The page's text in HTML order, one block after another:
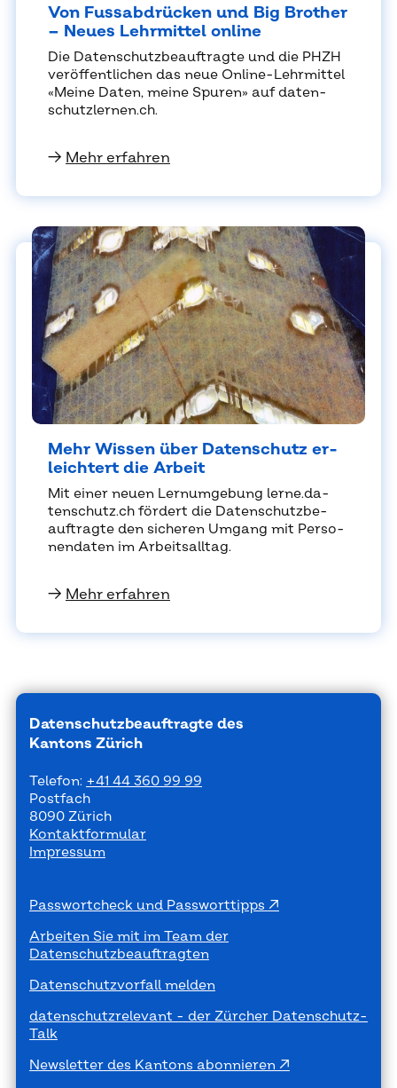
Von Fuss­ab­drü­cken und Big Brot­her
– Neu­es Lehr­mit­tel on­line
Die Da­ten­schutz­be­auf­trag­te und die PHZH
ver­öf­fent­li­chen das neue On­line-Lehr­mit­tel
«Mei­ne Da­ten, mei­ne Spu­ren» auf da­ten­
schutz­ler­nen.ch.
→ Mehr erfahren
Mehr Wis­sen über Da­ten­schutz er­
leich­tert die Ar­beit
Mit ei­ner neu­en Lern­um­ge­bung ler­ne.da­
ten­schutz.ch för­dert die Da­ten­schutz­be­
auf­trag­te den si­che­ren Um­gang mit Per­so­
nen­da­ten im Ar­beits­all­tag.
→ Mehr erfahren
Datenschutzbeauftragte des
Kantons Zürich
Telefon: +41 44 360 99 99
Postfach
8090 Zürich
Kontaktformular
Impressum
Passwortcheck und Passworttipps
Arbeiten Sie mit im Team der
Datenschutzbeauftragten
Datenschutzvorfall melden
datenschutzrelevant - der Zürcher Datenschutz-
Talk
Newsletter des Kantons abonnieren